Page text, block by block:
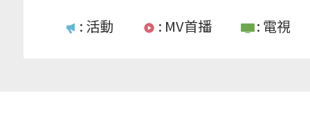
: 活動 : MV首播 : 電視